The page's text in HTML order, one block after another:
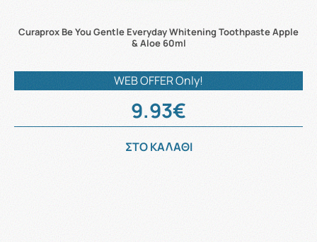
Curaprox Be You Gentle Everyday Whitening Toothpaste Apple
& Aloe 60ml
WEB OFFER Only!
9.93€
ΣΤΟ ΚΑΛΑΘΙ